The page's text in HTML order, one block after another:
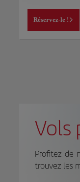
Réservez-le !
Vols
Profitez de
trouvez les